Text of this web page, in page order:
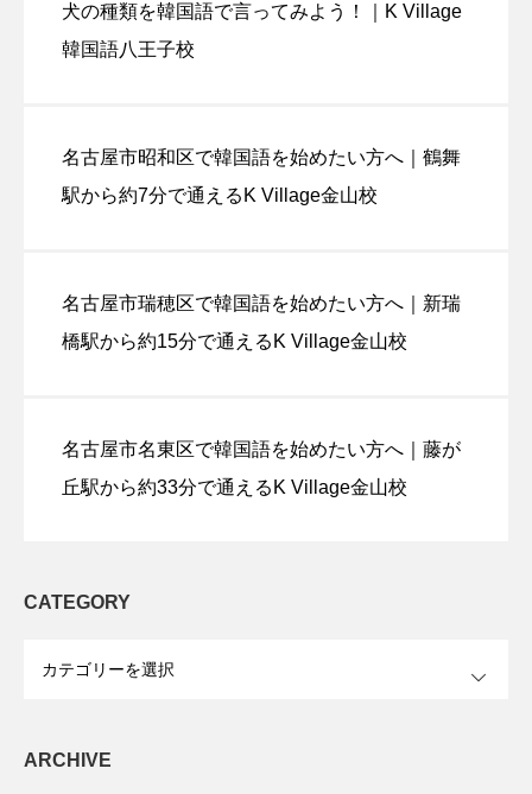
犬の種類を韓国語で言ってみよう！｜K Village
韓国語八王子校
名古屋市昭和区で韓国語を始めたい方へ｜鶴舞
駅から約7分で通えるK Village金山校
名古屋市瑞穂区で韓国語を始めたい方へ｜新瑞
橋駅から約15分で通えるK Village金山校
名古屋市名東区で韓国語を始めたい方へ｜藤が
丘駅から約33分で通えるK Village金山校
CATEGORY
ARCHIVE